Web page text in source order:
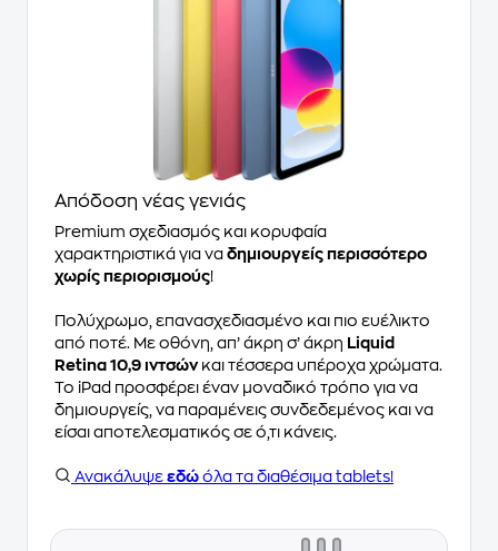
Απόδοση νέας γενιάς
Premium σχεδιασμός και κορυφαία
χαρακτηριστικά για να δημιουργείς περισσότερο
χωρίς περιορισμούς!
Πολύχρωμο, επανασχεδιασμένο και πιο ευέλικτο
από ποτέ. Με οθόνη, απ’ άκρη σ’ άκρη Liquid
Retina 10,9 ιντσώνκαι τέσσερα υπέροχα χρώματα.
Το iPad προσφέρει έναν μοναδικό τρόπο για να
δημιουργείς, να παραμένεις συνδεδεμένος και να
είσαι αποτελεσματικός σε ό,τι κάνεις.
Ανακάλυψε εδώ όλα τα διαθέσιμα tablets!